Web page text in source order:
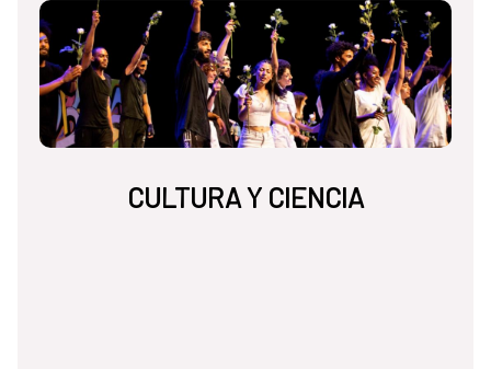
CULTURA Y CIENCIA